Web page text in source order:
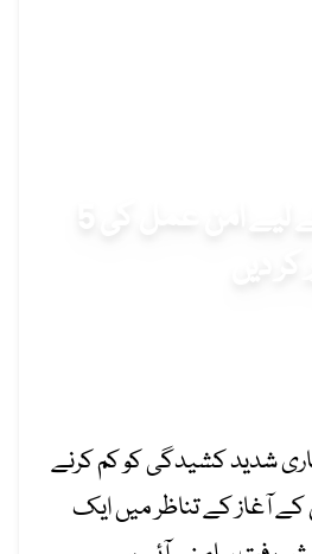
شدید کشیدگی کو کم کرنے
آغاز کے تناظر میں ایک